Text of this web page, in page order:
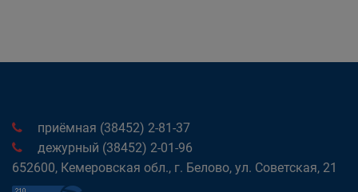
приёмная (38452) 2-81-37
дежурный (38452) 2-01-96
652600, Кемеровская обл., г. Белово, ул. Советская, 21